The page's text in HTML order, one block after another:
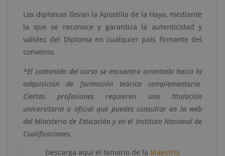
Los diplomas llevan la Apostilla de la Haya, mediante
la que se reconoce y garantiza la autenticidad y
validez del Diploma en cualquier país firmante del
convenio.
*El contenido del curso se encuentra orientado hacia la
adquisición de formación teórica complementaria.
Ciertas profesiones requieren una titulación
universitaria u oficial que puedes consultar en la web
del Ministerio de Educación y en el Instituto Nacional de
Cualificaciones.
Descarga aquí el temario de la Maestría